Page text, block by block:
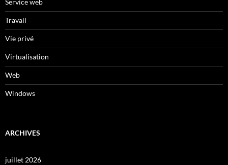
Service web
Travail
Vie privé
Virtualisation
Web
Windows
ARCHIVES
juillet 2026